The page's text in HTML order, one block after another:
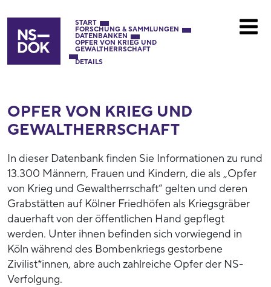
START
FORSCHUNG & SAMMLUNGEN
DATENBANKEN
OPFER VON KRIEG UND
GEWALTHERRSCHAFT
DETAILS
OPFER VON KRIEG UND
GEWALTHERRSCHAFT
In dieser Datenbank finden Sie Informationen zu rund
13.300 Männern, Frauen und Kindern, die als „Opfer
von Krieg und Gewaltherrschaft“ gelten und deren
Grabstätten auf Kölner Friedhöfen als Kriegsgräber
dauerhaft von der öffentlichen Hand gepflegt
werden. Unter ihnen befinden sich vorwiegend in
Köln während des Bombenkriegs gestorbene
Zivilist*innen, abre auch zahlreiche Opfer der NS-
Verfolgung.